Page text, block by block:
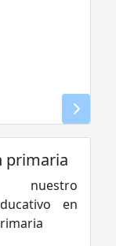
primaria
nuestro
en